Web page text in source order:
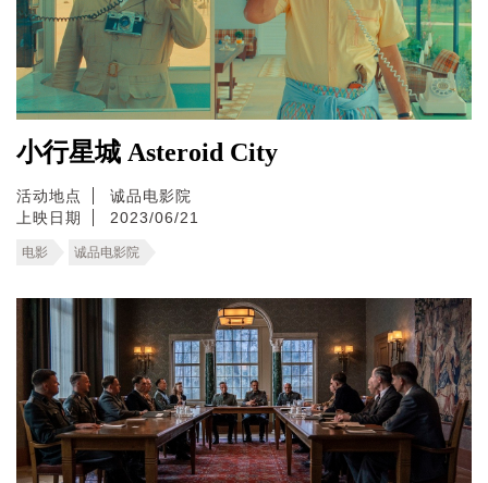
小行星城 Asteroid City
活动地点
诚品电影院
上映日期
2023/06/21
电影 诚品电影院